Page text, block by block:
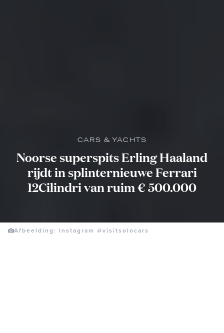
CARS & YACHTS
Noorse superspits Erling Haaland
rijdt in splinternieuwe Ferrari
12Cilindri van ruim € 500.000
Afbeelding: Instagram @visitsolocars